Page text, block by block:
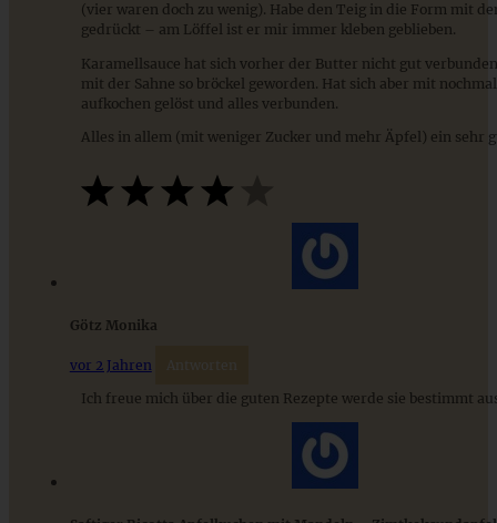
ZUM BEITRAG
Mediterran gewürztes Gemüse auf cremigem Tahini-
Minz-Joghurt
(vier waren doch zu wenig). Habe den Teig in die Form mit
gedrückt – am Löffel ist er mir immer kleben geblieben.
Karamellsauce hat sich vorher der Butter nicht gut
mit der Sahne so bröckel geworden. Hat sich aber mit
aufkochen gelöst und alles verbunden.
Alles in allem (mit weniger Zucker und mehr Äpfel) ein sehr
Götz Monika
vor 2 Jahren Antworten
Ich freue mich über die guten Rezepte werde sie bestimmt